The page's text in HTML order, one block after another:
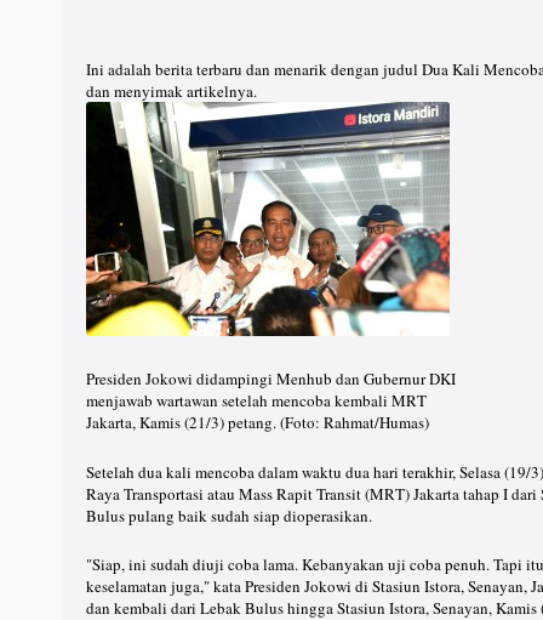
Ini adalah berita terbaru dan menarik dengan judul Dua Kali
dan menyimak artikelnya.
Presiden Jokowi didampingi Menhub dan Gubernur DKI
menjawab wartawan setelah mencoba kembali MRT
Jakarta, Kamis (21/3) petang. (Foto: Rahmat/Humas)
Setelah dua kali mencoba dalam waktu dua hari terakhir, Selasa
Raya Transportasi atau Mass Rapit Transit (MRT) Jakarta tahap I
Bulus pulang baik sudah siap dioperasikan.
"Siap, ini sudah diuji coba lama. Kebanyakan uji coba penuh. Tapi
keselamatan juga," kata Presiden Jokowi di Stasiun Istora,
dan kembali dari Lebak Bulus hingga Stasiun Istora, Senayan, Kamis